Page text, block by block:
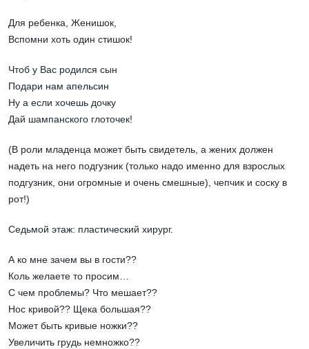
Для ребенка, Женишок,
Вспомни хоть один стишок!
Чтоб у Вас родился сын
Подари нам апельсин
Ну а если хочешь дочку
Дай шампанского глоточек!
(В роли младенца может быть свидетель, а жених должен
надеть на него подгузник (только надо именно для взрослых
подгузник, они огромные и очень смешные), чепчик и соску в
рот!)
Седьмой этаж: пластический хирург.
А ко мне зачем вы в гости??
Коль желаете то просим…
С чем проблемы? Что мешает??
Нос кривой?? Щека большая??
Может быть кривые ножки??
Увеличить грудь немножко??